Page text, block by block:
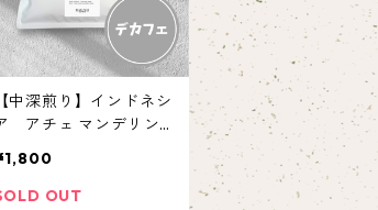
【中深煎り】インドネシ
アチェ マンデリンG
OUT